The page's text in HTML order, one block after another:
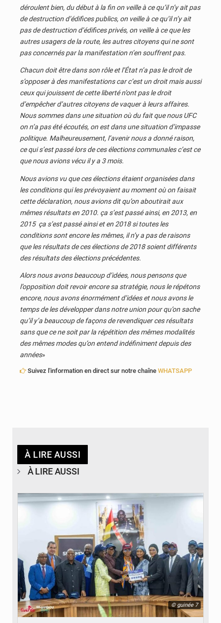
déroulent bien, du début à la fin on veille à ce qu’il n’y ait pas
de destruction d’édifices publics, on veille à ce qu’il n’y ait
pas de destruction d’édifices privés, on veille à ce que les
autres usagers de la route, les autres citoyens qui ne sont
pas concernés par la manifestation n’en souffrent pas.
Chacun doit être dans son rôle et l’État n’a pas le droit de
s’opposer à des manifestations car c’est un droit mais aussi
ceux qui jouissent de cette liberté n’ont pas le droit
d’empêcher d’autres citoyens de vaquer à leurs affaires.
Nous sommes dans une situation où du fait que nous UFC
on n’a pas été écoutés, on est dans une situation d’impasse
politique. Malheureusement, l’avenir nous a donné raison,
ce qui s’est passé lors de ces élections communales c’est ce
que nous avions vécu il y a 3 mois.
Nous avions vu que ces élections étaient organisées dans
les conditions qui les prévoyaient au moment où on faisait
cette déclaration, nous avions dit qu’on aboutirait aux
mêmes résultats en 2010. ça s’est passé ainsi, en 2013, en
2015 ça s’est passé ainsi et en 2018 si toutes les
conditions sont encore les mêmes, il n’y a pas de raisons
que les résultats de ces élections de 2018 soient différents
des résultats des élections précédentes.
Alors nous avons beaucoup d’idées, nous pensons que
l’opposition doit revoir encore sa stratégie, nous le répétons
encore, nous avons énormément d’idées et nous avons le
temps de les développer dans notre union pour qu’on sache
qu’il y’a beaucoup de façons de revendiquer ces résultats
sans que ce ne soit par la répétition des mêmes modalités
des mêmes modes qu’on entend indéfiniment depuis des
années»
Suivez l'information en direct sur notre chaîne WHATSAPP
À LIRE AUSSI
À LIRE AUSSI
© guinée 7